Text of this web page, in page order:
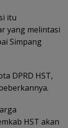
itu
yang melintasi
Simpang
DPRD HST,
HST akan